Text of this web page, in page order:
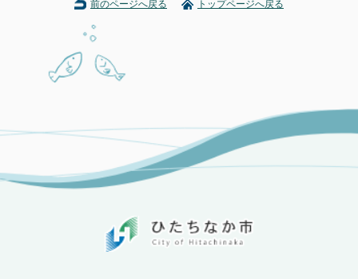
前のページへ戻る トップページへ戻る